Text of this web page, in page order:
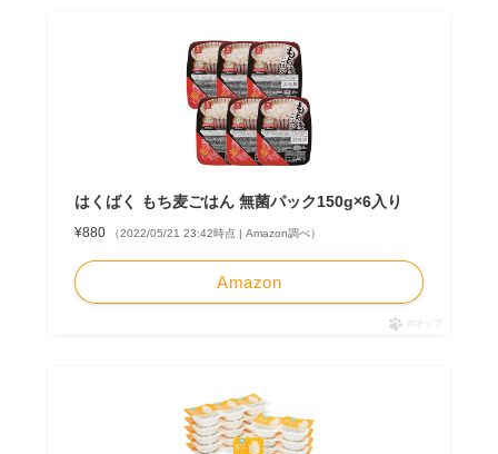
はくばく もち麦ごはん 無菌パック150g×6入り
¥880 （2022/05/21 23:42時点 | Amazon調べ）
Amazon
ポチップ